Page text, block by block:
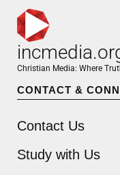
Christian Media: Where
CONTACT &
Contact Us
Study with Us